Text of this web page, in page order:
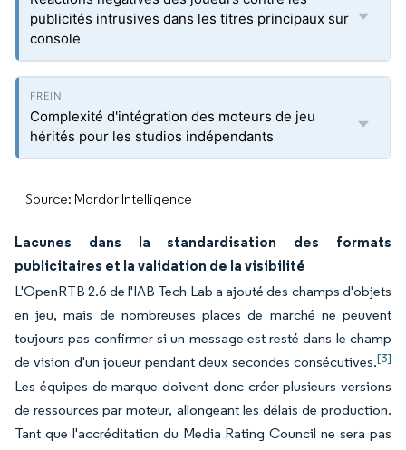
publicités intrusives dans les titres principaux sur
console
Complexité d'intégration des moteurs de jeu
hérités pour les studios indépendants
Source: Mordor Intelligence
Lacunes dans la standardisation des formats
publicitaires et la validation de la visibilité
L'OpenRTB 2.6 de l'IAB Tech Lab a ajouté des champs d'objets
en jeu, mais de nombreuses places de marché ne peuvent
toujours pas confirmer si un message est resté dans le champ
de vision d'un joueur pendant deux secondes consécutives.[3]
Les équipes de marque doivent donc créer plusieurs versions
de ressources par moteur, allongeant les délais de production.
Tant que l'accréditation du Media Rating Council ne sera pas